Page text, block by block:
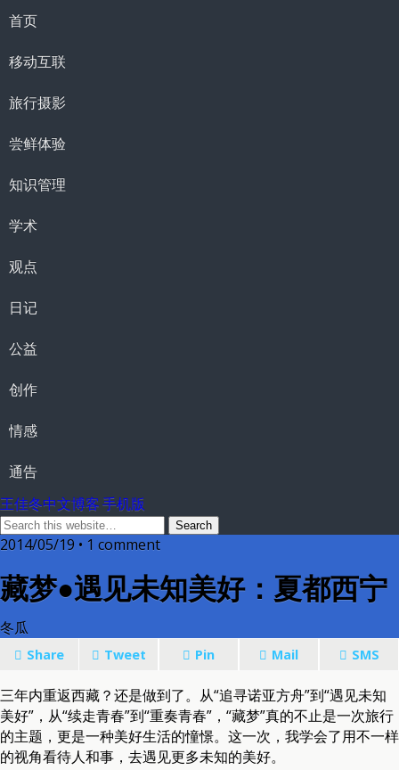
首页
移动互联
旅行摄影
尝鲜体验
知识管理
学术
观点
日记
公益
创作
情感
通告
王佳冬中文博客 手机版
2014/05/19 • 1 comment
藏梦●遇见未知美好：夏都西宁
冬瓜
Share Tweet Pin Mail SMS
三年内重返西藏？还是做到了。从“追寻诺亚方舟”到“遇见未知
美好”，从“续走青春”到“重奏青春”，“藏梦”真的不止是一次旅行
的主题，更是一种美好生活的憧憬。这一次，我学会了用不一样
的视角看待人和事，去遇见更多未知的美好。